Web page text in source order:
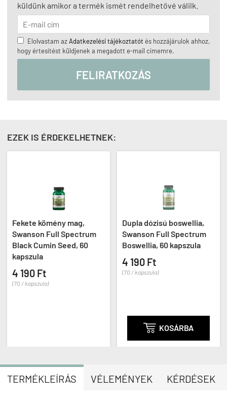
küldünk amikor a termék ismét rendelhetővé válilk.
Elolvastam azAdatkezelési tájékoztatót és hozzájárulok ahhoz,
hogy értesítést küldjenek a megadott e-mail címemre.
FELIRATKOZÁS
EZEK IS ÉRDEKELHETNEK:
Fekete kömény mag,
Swanson Full Spectrum
Black Cumin Seed, 60
kapszula
4 190 Ft
(70 / kapszula)
Dupla dózisú boswellia,
Swanson Full Spectrum
Boswellia, 60 kapszula
4 190 Ft
(70 / kapszula)
 KOSÁRBA
TERMÉKLEÍRÁS VÉLEMÉNYEK KÉRDÉSEK